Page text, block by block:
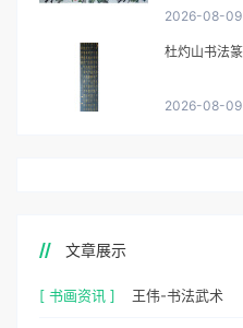
2026-08-09
2026-08-09
文章展示
[ 书画资讯 ] 王伟-书法武术